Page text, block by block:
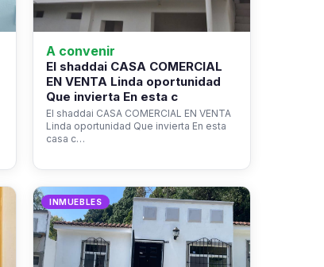
A convenir
El shaddai CASA COMERCIAL
EN VENTA Linda oportunidad
Que invierta En esta c
El shaddai CASA COMERCIAL EN VENTA
Linda oportunidad Que invierta En esta
casa c…
INMUEBLES